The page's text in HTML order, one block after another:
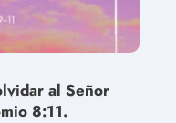
al Señor
8:11.